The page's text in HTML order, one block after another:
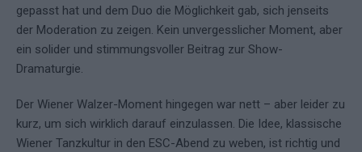
gepasst hat und dem Duo die Möglichkeit gab, sich jenseits
der Moderation zu zeigen. Kein unvergesslicher Moment, aber
ein solider und stimmungsvoller Beitrag zur Show-
Dramaturgie.
Der Wiener Walzer-Moment hingegen war nett – aber leider zu
kurz, um sich wirklich darauf einzulassen. Die Idee, klassische
Wiener Tanzkultur in den ESC-Abend zu weben, ist richtig und